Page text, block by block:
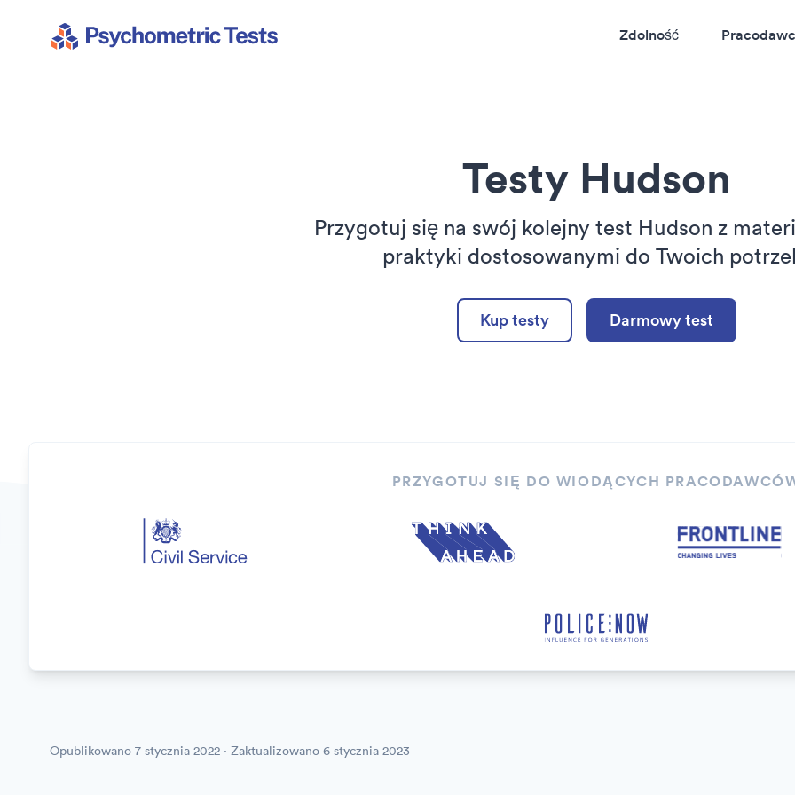
Zdolność
Testy Hudson
Przygotuj się na swój kolejny test Hudson z
praktyki dostosowanymi do Twoich
Kup testy Darmowy test
PRZYGOTUJ SIĘ DO WIODĄCYCH
Opublikowano 7 stycznia 2022 · Zaktualizowano 6 stycznia 2023